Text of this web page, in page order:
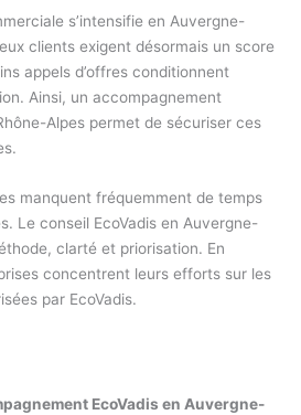
s’intensifie en Auvergne-
clients exigent désormais un score
appels d’offres conditionnent
Ainsi, un accompagnement
Alpes permet de sécuriser ces
manquent fréquemment de temps
Le conseil EcoVadis en Auvergne-
clarté et priorisation. En
concentrent leurs efforts sur les
par EcoVadis.
EcoVadis en Auvergne-